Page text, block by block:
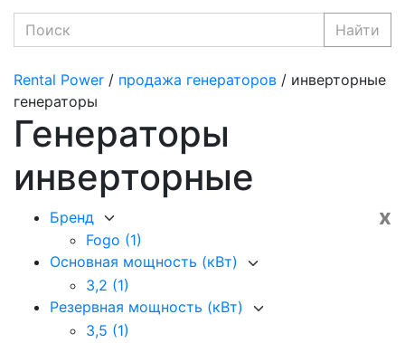
Найти
Rental Power / продажа генераторов / инверторные
генераторы
Генераторы
инверторные
x
Бренд
Fogo (1)
Основная мощность (кВт)
3,2 (1)
Резервная мощность (кВт)
3,5 (1)